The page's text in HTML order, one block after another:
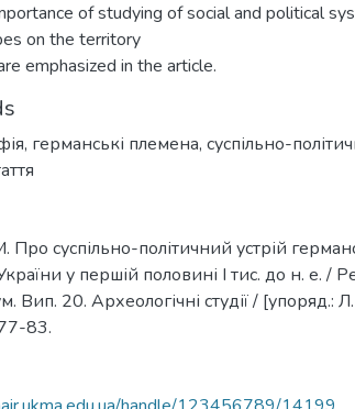
of studying of social and political
on the territory
emphasized in the article.
, германські племена, суспільно-
Про суспільно-політичний устрій
у першій половині I тис. до н. е. /
Вип. 20. Археологічні студії / [упоряд.:
83.